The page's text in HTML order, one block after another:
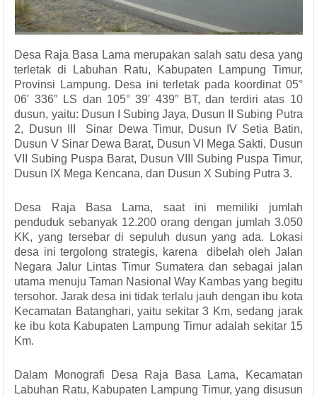
Desa Raja Basa Lama merupakan salah satu desa yang
terletak di Labuhan Ratu, Kabupaten Lampung Timur,
Provinsi Lampung. Desa ini terletak pada koordinat 05°
06′ 336″ LS dan 105° 39′ 439″ BT, dan terdiri atas 10
dusun, yaitu: Dusun I Subing Jaya, Dusun II Subing Putra
2, Dusun III Sinar Dewa Timur, Dusun IV Setia Batin,
Dusun V Sinar Dewa Barat, Dusun VI Mega Sakti, Dusun
VII Subing Puspa Barat, Dusun VIII Subing Puspa Timur,
Dusun IX Mega Kencana, dan Dusun X Subing Putra 3.
Desa Raja Basa Lama, saat ini memiliki jumlah
penduduk sebanyak 12.200 orang dengan jumlah 3.050
KK, yang tersebar di sepuluh dusun yang ada.
Lokasi
desa ini tergolong strategis, karena dibelah oleh Jalan
Negara Jalur Lintas Timur Sumatera dan sebagai jalan
utama menuju Taman Nasional Way Kambas yang begitu
tersohor. Jarak desa ini tidak terlalu jauh dengan ibu kota
Kecamatan Batanghari, yaitu sekitar 3 Km, sedang jarak
ke ibu kota Kabupaten Lampung Timur adalah sekitar 15
Km.
Dalam Monografi Desa Raja Basa Lama, Kecamatan
Labuhan Ratu, Kabupaten Lampung Timur, yang disusun